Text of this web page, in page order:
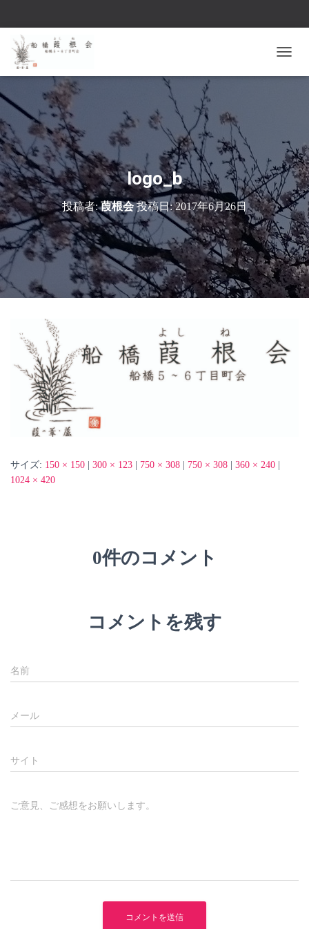
ビ
ン
を
切
り
替
え
logo_b
投稿者:葭根会投稿日:2017年6月26日
サイズ: 150 × 150 300 × 123 750 × 308 750 × 308 360 × 240
1024 × 420
0件のコメント
コメントを残す
名前
メール
サイト
ご意見、ご感想をお願いします。